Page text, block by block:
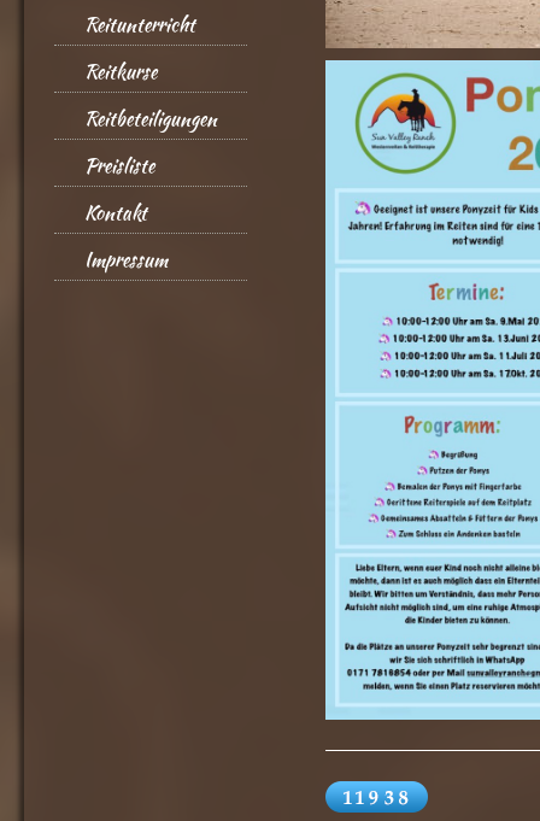
Reitunterricht
Reitkurse
Reitbeteiligungen
Preisliste
Kontakt
Impressum